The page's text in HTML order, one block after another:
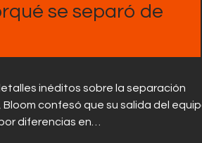
se separó de
inéditos sobre la separación
confesó que su salida del
diferencias en…